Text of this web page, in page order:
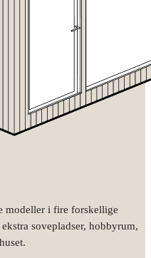
modeller i fire forskellige
sovepladser, hobbyrum,